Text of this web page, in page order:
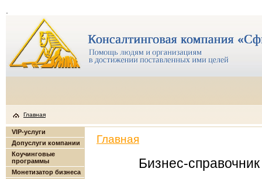
Главная
VIP-услуги
Допуслуги компании
Коучинговые
программы
Монетизатор бизнеса
Главная
Бизнес-